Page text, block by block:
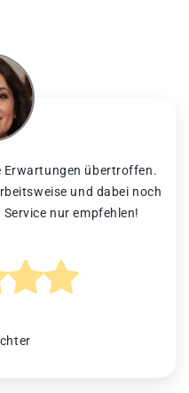
Erwartungen übertroffen.
und dabei noch
nur empfehlen!